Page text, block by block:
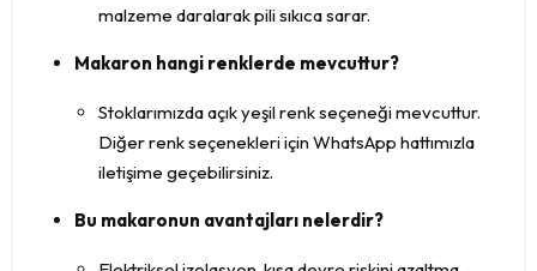
malzeme daralarak pili sıkıca sarar.
Makaron hangi renklerde mevcuttur?
Stoklarımızda açık yeşil renk seçeneği mevcuttur.
Diğer renk seçenekleri için WhatsApp hattımızla
iletişime geçebilirsiniz.
Bu makaronun avantajları nelerdir?